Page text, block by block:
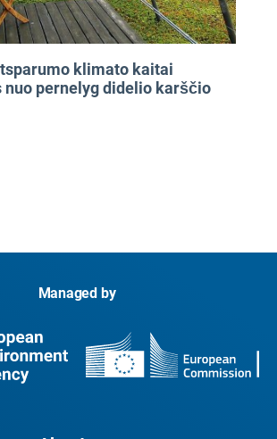
klimato kaitai
nuo pernelyg didelio karščio
Managed by